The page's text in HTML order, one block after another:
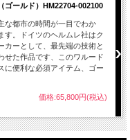
ゴールド）HM22704-002100
な都市の時間が一目でわか
す。ドイツのヘルムレ社はク
カーとして、最先端の技術と
せた作品です、このワルード
に便利な必須アイテム、ゴー
価格:65,800円(税込)